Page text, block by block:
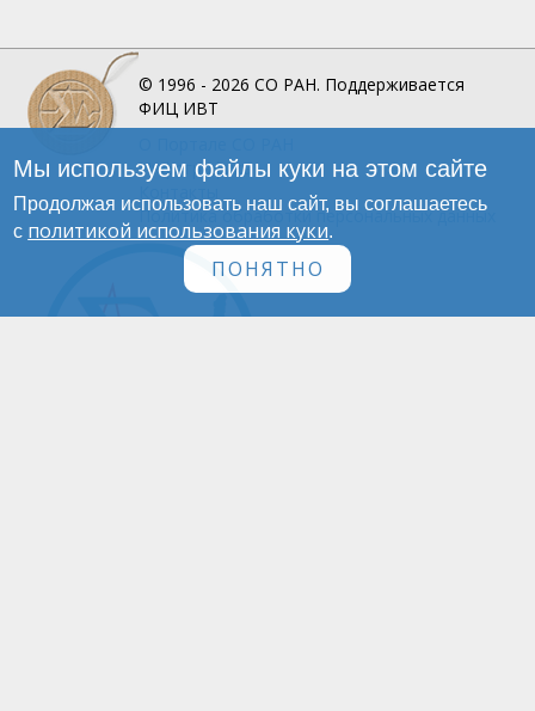
© 1996 - 2026 СО РАН. Поддерживается
ФИЦ ИВТ
Инфографика
Политика обработки персональных данных
Мы используем файлы куки на этом сайте
Продолжая использовать наш сайт, вы соглашаетесь
с политикой использования куки.
ПОНЯТНО